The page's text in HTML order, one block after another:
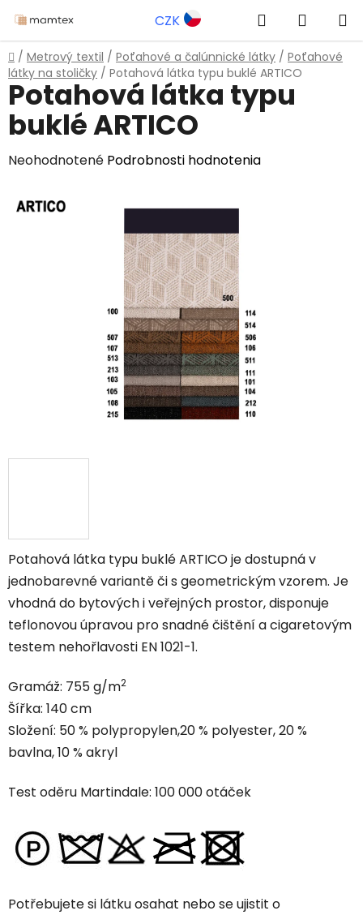
na
obsah
CZK Hľadať
KOŠÍK
Domov
/ Metrový textil / Poťahové a čalúnnické látky / Poťahové
látky na stoličky / Potahová látka typu buklé ARTICO
Potahová látka typu buklé ARTICO je dostupná v
jednobarevné variantě či s geometrickým vzorem. Je
vhodná do bytových i veřejných prostor, disponuje
teflonovou úpravou pro snadné čištění a cigaretovým
testem nehořlavosti EN 1021-1.
Gramáž: 755 g/m2
Šířka: 140 cm
Složení: 50 % polypropylen,20 % polyester, 20 %
bavlna, 10 % akryl
Test oděru Martindale: 100 000 otáček
Potřebujete si látku osahat nebo se ujistit o
Potahová látka typu
buklé ARTICO
Priemerné
produktu
Neohodnotené Podrobnosti hodnotenia